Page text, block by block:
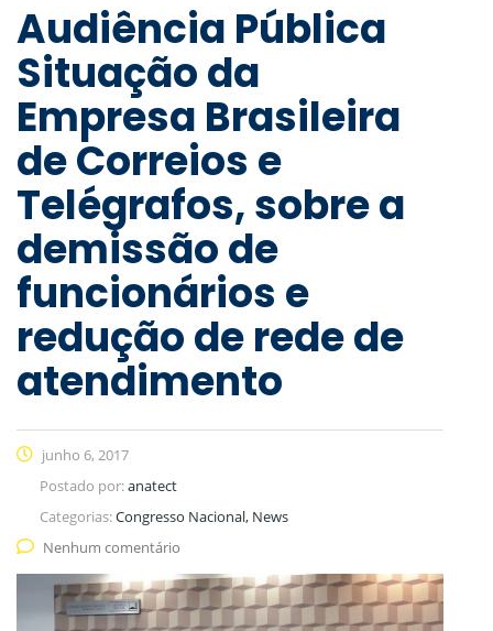
Audiência Pública
Situação da
Empresa Brasileira
de Correios e
Telégrafos, sobre a
demissão de
funcionários e
redução de rede de
atendimento
junho 6, 2017
Postado por:anatect
Categorias:Congresso Nacional, News
Nenhum comentário